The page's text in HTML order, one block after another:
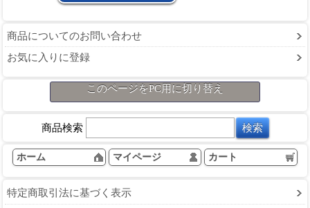
商品についてのお問い合わせ
お気に入りに登録
このページをPC用に切り替え
商品検索
ホーム マイページ カート
特定商取引法に基づく表示